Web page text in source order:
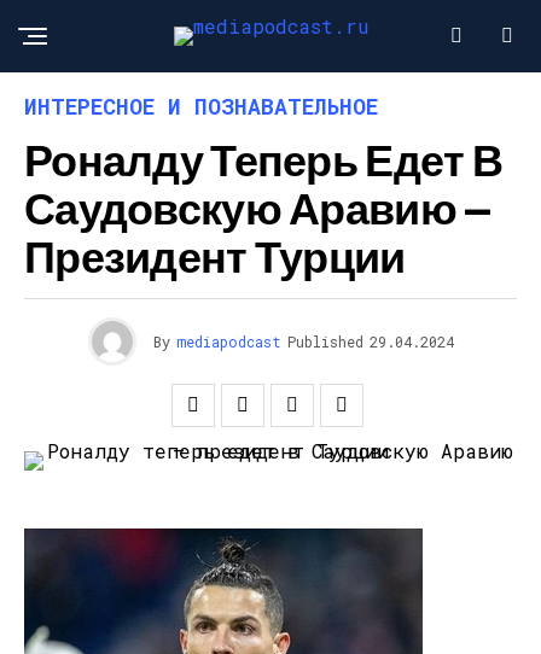
ИНТЕРЕСНОЕ И ПОЗНАВАТЕЛЬНОЕ
Роналду Теперь Едет В
Саудовскую Аравию —
Президент Турции
By mediapodcast Published 29.04.2024